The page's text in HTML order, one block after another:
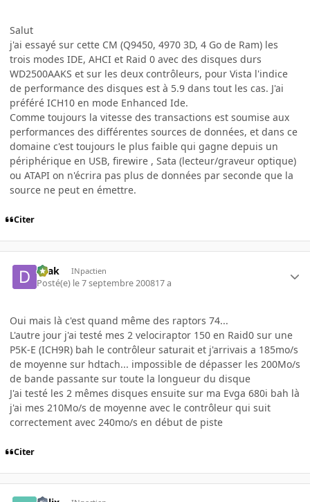
Salut
j'ai essayé sur cette CM (Q9450, 4970 3D, 4 Go de Ram) les
trois modes IDE, AHCI et Raid 0 avec des disques durs
WD2500AAKS et sur les deux contrôleurs, pour Vista l'indice
de performance des disques est à 5.9 dans tout les cas. J'ai
préféré ICH10 en mode Enhanced Ide.
Comme toujours la vitesse des transactions est soumise aux
performances des différentes sources de données, et dans ce
domaine c'est toujours le plus faible qui gagne depuis un
périphérique en USB, firewire , Sata (lecteur/graveur optique)
ou ATAPI on n'écrira pas plus de données par seconde que la
source ne peut en émettre.
Citer
Drak INpactien
Posté(e) le 7 septembre 200817 a
Oui mais là c'est quand même des raptors 74...
L'autre jour j'ai testé mes 2 velociraptor 150 en Raid0 sur une
P5K-E (ICH9R) bah le contrôleur saturait et j'arrivais a 185mo/s
de moyenne sur hdtach... impossible de dépasser les 200Mo/s
de bande passante sur toute la longueur du disque
J'ai testé les 2 mêmes disques ensuite sur ma Evga 680i bah là
j'ai mes 210Mo/s de moyenne avec le contrôleur qui suit
correctement avec 240mo/s en début de piste
Citer